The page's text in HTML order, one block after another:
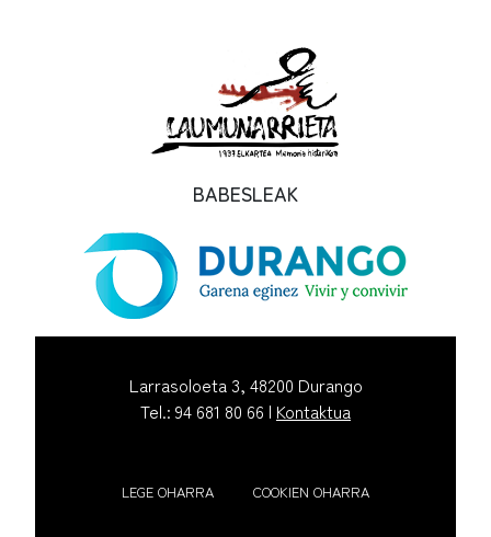
BABESLEAK
Larrasoloeta 3, 48200 Durango
Tel.: 94 681 80 66 | Kontaktua
LEGE OHARRA COOKIEN OHARRA